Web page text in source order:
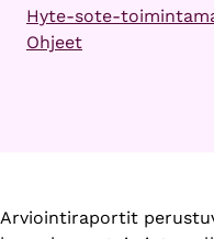
Hyte-sote-
Ohjeet
Arviointiraportit